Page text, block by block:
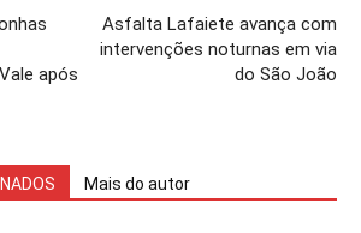
após
Asfalta Lafaiete avança com
intervenções noturnas em via
do São João
Mais do autor